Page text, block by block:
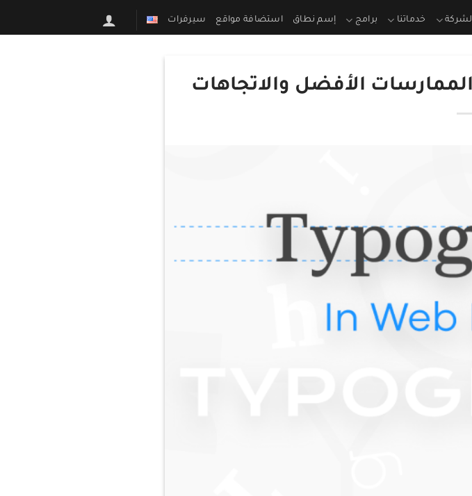
خدماتنا برامج إسم نطاق استضافة مواقع سيرفرات
الأفضل والاتجاهات